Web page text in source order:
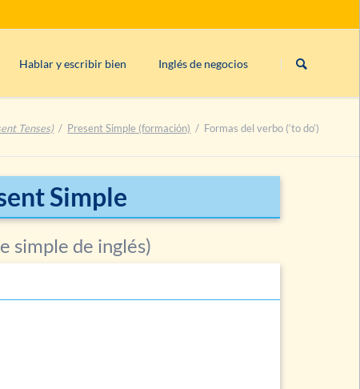
navegación
imperativo)
de palabras
Hablar y escribir bien
Ortografía inglesa
Reglas de coma en inglés
‘can’t, cannot’, ‘can not’
Puntuación abierta & cerrada en inglés
Inglés de negocios
Tenses) Present Simple (formación) Formas del verbo (‘to do’)
Simple
simple de inglés)